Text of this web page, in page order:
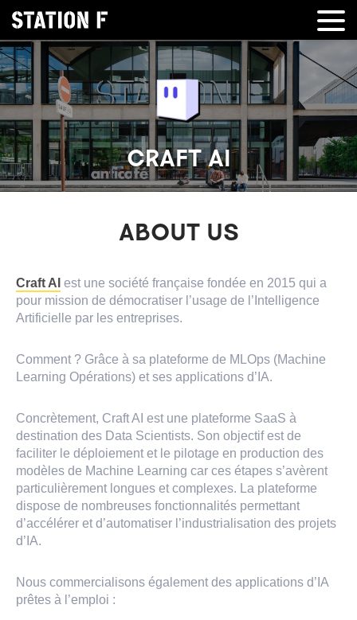
CRAFT AI
ABOUT US
Craft AI est une société française fondée en 2015 qui a
pour mission de démocratiser l’usage de l’Intelligence
Artificielle par les entreprises.
Comment ? Grâce à sa plateforme de MLOps (Machine
Learning Opérations) et ses applications d’IA.
Concrètement, Craft AI est une plateforme SaaS à
destination des Data Scientists. Son objectif est de
faciliter le déploiement et le pilotage en production des
modèles de Machine Learning car ces étapes s’avèrent
particulièrement longues et complexes. La plateforme
dispose de nombreuses fonctionnalités permettant
d’accélérer et d’automatiser l’industrialisation des projets
d’IA.
Nous commercialisons également des applications d’IA
prêtes à l’emploi :